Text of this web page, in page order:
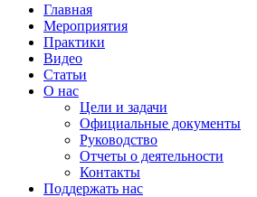
Главная
Мероприятия
Практики
Видео
Статьи
О нас
Цели и задачи
Официальные документы
Руководство
Отчеты о деятельности
Контакты
Поддержать нас